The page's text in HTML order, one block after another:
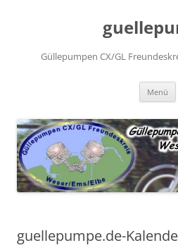
Güllepumpen CX/GL
Menü
guellepumpe.de-